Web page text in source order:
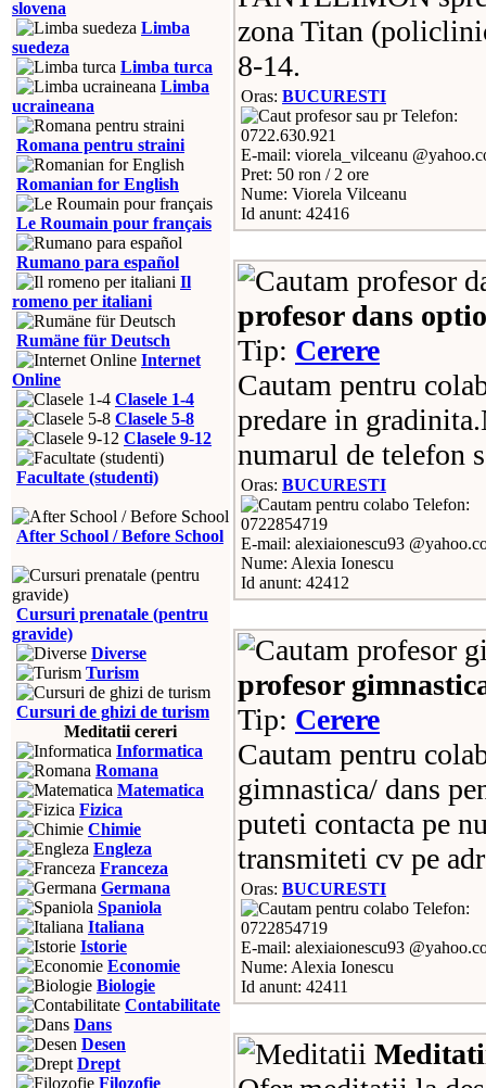
slovena
Limba
suedeza
Limba turca
Limba
ucraineana
Romana pentru straini
Romanian for English
Le Roumain pour français
Rumano para español
Il
romeno per italiani
Rumäne für Deutsch
Internet
Online
Clasele 1-4
Clasele 5-8
Clasele 9-12
Facultate (studenti)
After School / Before School
Cursuri prenatale (pentru
gravide)
Diverse
Turism
Cursuri de ghizi de turism
Meditatii cereri
Informatica
Romana
Matematica
Fizica
Chimie
Engleza
Franceza
Germana
Spaniola
Italiana
Istorie
Economie
Biologie
Contabilitate
Dans
Desen
Drept
Filozofie
zona Titan
8-14.
Oras: BUCURESTI
Telefon:
0722.630.921
E-mail: viorela_vilceanu
Pret: 50 ron / 2 ore
Nume: Viorela Vilceanu
Id anunt: 42416
profesor dans
Tip: Cerere
Cautam pentru
predare in
numarul de telefon
Oras: BUCURESTI
Telefon:
0722854719
E-mail: alexiaionescu93
Nume: Alexia Ionescu
Id anunt: 42412
profesor
Tip: Cerere
Cautam pentru
gimnastica/ dans
puteti contacta pe
transmiteti cv pe
Oras: BUCURESTI
Telefon:
0722854719
E-mail: alexiaionescu93
Nume: Alexia Ionescu
Id anunt: 42411